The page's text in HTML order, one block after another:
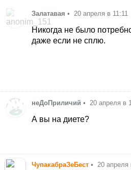
Залатавая • 20 апреля в 11:11
Никогда не было
даже если не сплю.
неДоПриличий • 20 апреля в
А вы на диете?
ЧупакабраЗеБест • 20 апреля